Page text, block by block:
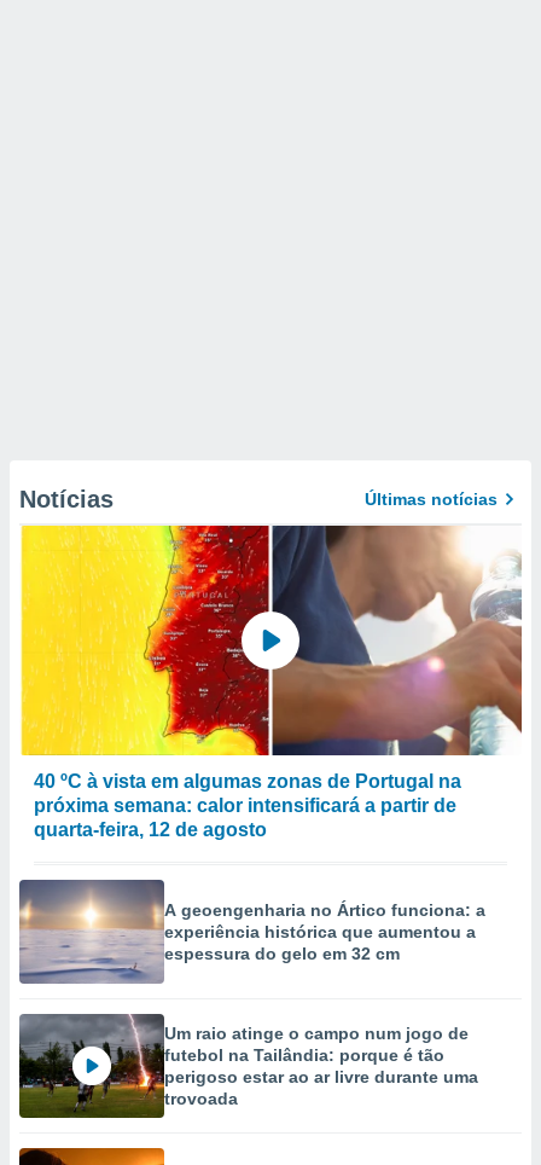
Notícias Últimas notícias
40 ºC à vista em algumas zonas de Portugal na
próxima semana: calor intensificará a partir de
quarta-feira, 12 de agosto
A geoengenharia no Ártico funciona: a
experiência histórica que aumentou a
espessura do gelo em 32 cm
Um raio atinge o campo num jogo de
futebol na Tailândia: porque é tão
perigoso estar ao ar livre durante uma
trovoada